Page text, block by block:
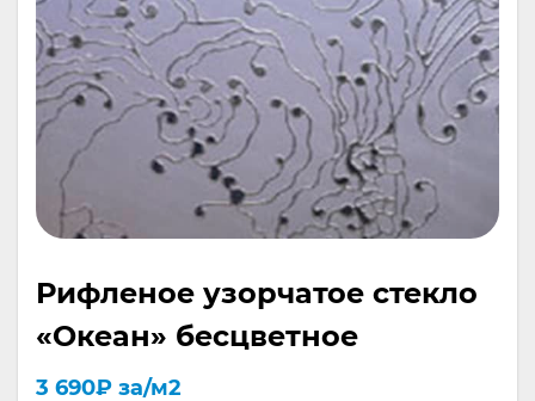
Рифленое узорчатое стекло
«Океан» бесцветное
3 690₽ за/м2